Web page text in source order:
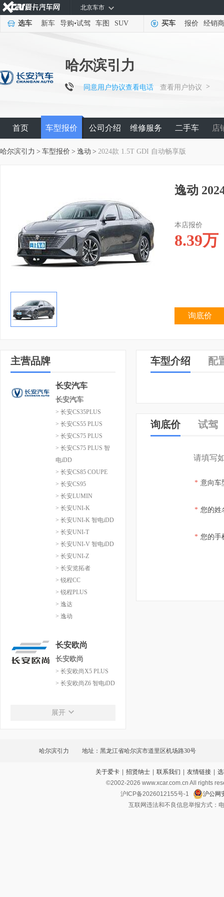
北京车市
选车 新车 导购•试驾 车图 SUV 买车 报价 经销商
哈尔滨引力
同意用户协议查看电话 查看用户协议 >
首页 车型报价 公司介绍 维修服务 二手车 店
哈尔滨引力 > 车型报价 > 逸动 > 2024款 1.5T GDI 自动畅享版
逸动
本店报价
8.39万
询底价
主营品牌
长安汽车
长安汽车
> 长安CS35PLUS
> 长安CS55 PLUS
> 长安CS75 PLUS
> 长安CS75 PLUS 智
电iDD
> 长安CS85 COUPE
> 长安CS95
> 长安LUMIN
> 长安UNI-K
> 长安UNI-K 智电iDD
> 长安UNI-T
> 长安UNI-V 智电iDD
> 长安UNI-Z
> 长安览拓者
> 锐程CC
> 锐程PLUS
> 逸达
> 逸动
长安欧尚
长安欧尚
> 长安欧尚X5 PLUS
> 长安欧尚Z6 智电iDD
长安启源
> 长安启源A07
展开
车型介绍 配
询底价 试驾
请填写
* 意向车
* 您的姓
* 您的手
哈尔滨引力 地址：黑龙江省哈尔滨市道里区机场路30号
关于爱卡 招贤纳士 联系我们 友情链接
©2002-2026 www.xcar.com.cn All rights
沪ICP备2026012155号-1
沪公网
互联网违法和不良信息举报方式：